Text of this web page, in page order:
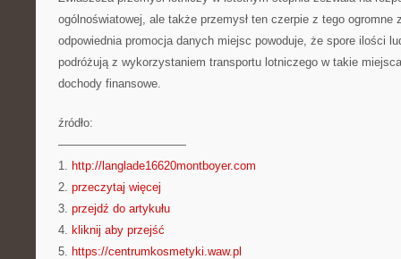
ogólnoświatowej, ale także przemysł ten czerpie z tego ogromne
odpowiednia promocja danych miejsc powoduje, że spore ilości
podróżują z wykorzystaniem transportu lotniczego w takie
dochody finansowe.
źródło:
———————————
1. http://langlade16620montboyer.com
2. przeczytaj więcej
3. przejdź do artykułu
4. kliknij aby przejść
5. https://centrumkosmetyki.waw.pl